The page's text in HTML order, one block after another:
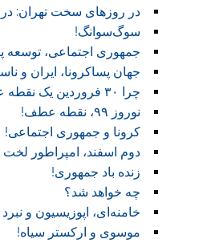
در روز‌های سخت تهران:
سوگ‌‌سوانگ!‏
جمهوری اجتماعی، توسعه
جهان پساکرونا، ایران و
چرا ۳۰ فروردین یک نقطه عطف است؟
نوروز ۹۹، نقطه عطف!‏
کرونا و جمهوری اجتماعی!‏
دوم اسفند، امپراطور لخت
زنده باد جمهوری!
چه خواهد شد؟
خامنه‌ای، اپوزیسیون و
موسوی و ارکستر سیاه!